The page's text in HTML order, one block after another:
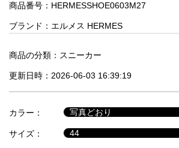
人
気
商
セ
ル
品
商品番号：HERMESSHOE0603M27
ブランド： エルメス HERMES
商品の分類： スニーカー
更新日時：2026-06-03 16:39:19
カラー：
サイズ：